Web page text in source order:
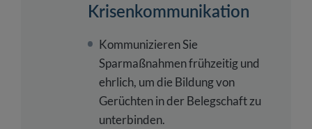
Krisenkommunikation
Kommunizieren Sie
Sparmaßnahmen frühzeitig und
ehrlich, um die Bildung von
Gerüchten in der Belegschaft zu
unterbinden.